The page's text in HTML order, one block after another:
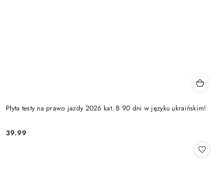
Płyta testy na prawo jazdy 2026 kat. B 90 dni w języku ukraińskim!
Cena:
39.99